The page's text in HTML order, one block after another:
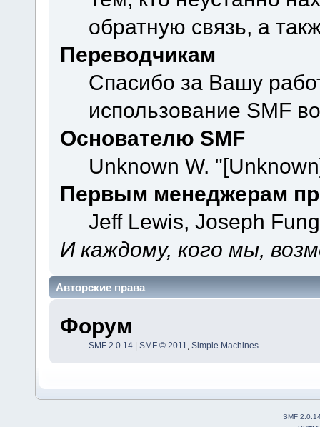
обратную связь, а
Переводчикам
Спасибо за Вашу
использование SMF
Основателю SMF
Unknown W.
Первым менеджерам
Jeff Lewis, Joseph
И каждому, кого мы,
Авторские права
Форум
SMF 2.0.14| SMF © 2011 Simple Machines
SMF